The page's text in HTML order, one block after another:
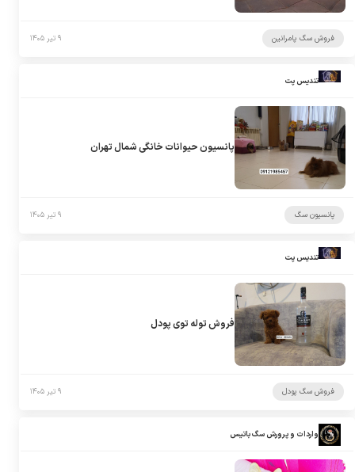
فروش سگ پامرانین ۹ تیر ۱۴۰۵
تندیس پت
پانسیون حیوانات خانگی شمال تهران
پانسیون سگ ۹ تیر ۱۴۰۵
تندیس پت
فروش توله توی پودل
فروش سگ پودل ۹ تیر ۱۴۰۵
واردات و پرورش سگ باتیس